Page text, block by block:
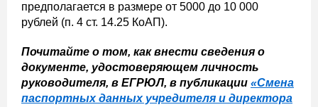
предполагается в размере от 5000 до 10 000
рублей (п. 4 ст. 14.25 КоАП).
Почитайте о том, как внести сведения о
документе, удостоверяющем личность
руководителя, в ЕГРЮЛ, в публикации «Смена
паспортных данных учредителя и директора